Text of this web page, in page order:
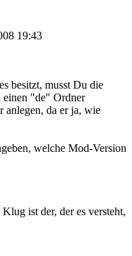
19:43
besitzt, musst Du die
einen "de" Ordner
anlegen, da er ja, wie
welche Mod-Version
ist der, der es versteht,